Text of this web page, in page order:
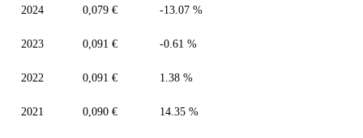
2024 0,079 € -13.07 %
2023 0,091 € -0.61 %
2022 0,091 € 1.38 %
2021 0,090 € 14.35 %